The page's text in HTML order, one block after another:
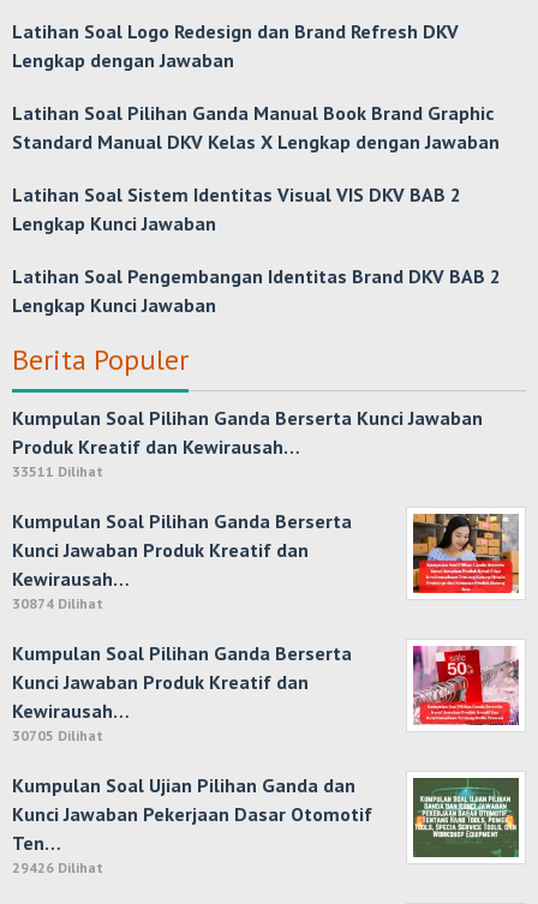
Latihan Soal Logo Redesign dan Brand Refresh DKV
Lengkap dengan Jawaban
Latihan Soal Pilihan Ganda Manual Book Brand Graphic
Standard Manual DKV Kelas X Lengkap dengan Jawaban
Latihan Soal Sistem Identitas Visual VIS DKV BAB 2
Lengkap Kunci Jawaban
Latihan Soal Pengembangan Identitas Brand DKV BAB 2
Lengkap Kunci Jawaban
Berita Populer
Kumpulan Soal Pilihan Ganda Berserta Kunci Jawaban
Produk Kreatif dan Kewirausah…
33511 Dilihat
Kumpulan Soal Pilihan Ganda Berserta
Kunci Jawaban Produk Kreatif dan
Kewirausah…
30874 Dilihat
Kumpulan Soal Pilihan Ganda Berserta
Kunci Jawaban Produk Kreatif dan
Kewirausah…
30705 Dilihat
Kumpulan Soal Ujian Pilihan Ganda dan
Kunci Jawaban Pekerjaan Dasar Otomotif
Ten…
29426 Dilihat